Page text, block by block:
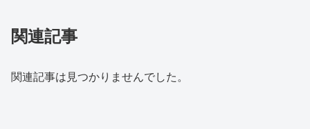
関連記事
関連記事は見つかりませんでした。